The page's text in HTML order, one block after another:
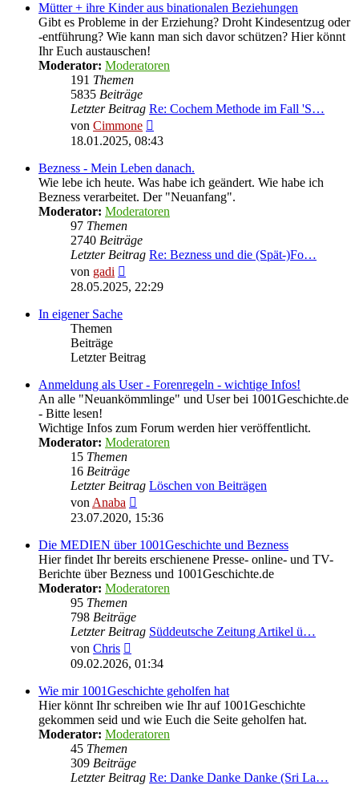
Mütter + ihre Kinder aus binationalen Beziehungen
Gibt es Probleme in der Erziehung? Droht Kindesentzug oder
-entführung? Wie kann man sich davor schützen? Hier könnt
Ihr Euch austauschen!
Moderator: Moderatoren
191 Themen
5835 Beiträge
Letzter Beitrag Re: Cochem Methode im Fall 'S…
von Cimmone
Beitrag
18.01.2025, 08:43
Bezness - Mein Leben danach.
Wie lebe ich heute. Was habe ich geändert. Wie habe ich
Bezness verarbeitet. Der "Neuanfang".
Moderator: Moderatoren
97 Themen
2740 Beiträge
Letzter Beitrag Re: Bezness und die (Spät-)Fo…
von gadi
Beitrag
28.05.2025, 22:29
In eigener Sache
Themen
Beiträge
Letzter Beitrag
Anmeldung als User - Forenregeln - wichtige Infos!
An alle "Neuankömmlinge" und User bei 1001Geschichte.de
- Bitte lesen!
Wichtige Infos zum Forum werden hier veröffentlicht.
Moderator: Moderatoren
15 Themen
16 Beiträge
Letzter Beitrag Löschen von Beiträgen
von Anaba
Beitrag
23.07.2020, 15:36
Die MEDIEN über 1001Geschichte und Bezness
Hier findet Ihr bereits erschienene Presse- online- und TV-
Berichte über Bezness und 1001Geschichte.de
Moderator: Moderatoren
95 Themen
798 Beiträge
Letzter Beitrag Süddeutsche Zeitung Artikel ü…
von Chris
Beitrag
09.02.2026, 01:34
Wie mir 1001Geschichte geholfen hat
Hier könnt Ihr schreiben wie Ihr auf 1001Geschichte
gekommen seid und wie Euch die Seite geholfen hat.
Moderator: Moderatoren
45 Themen
309 Beiträge
Letzter Beitrag Re: Danke Danke Danke (Sri La…